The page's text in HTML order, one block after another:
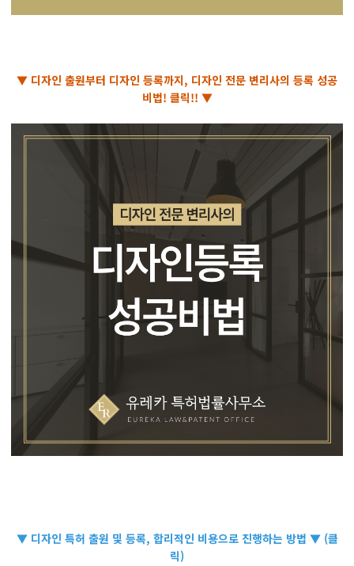
▼ 디자인 출원부터 디자인 등록까지, 디자인 전문 변리사의 등록 성공
비법! 클릭!! ▼
▼ 디자인 특허 출원 및 등록, 합리적인 비용으로 진행하는 방법 ▼ (클
릭)